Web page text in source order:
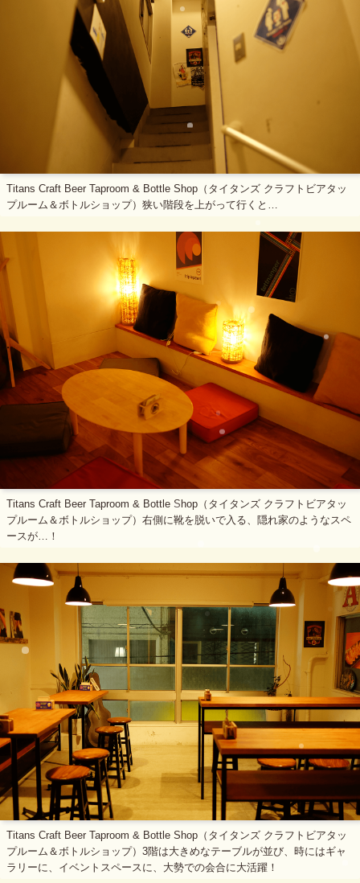
Titans Craft Beer Taproom & Bottle Shop（タイタンズ クラフトビアタッ
プルーム＆ボトルショップ）狭い階段を上がって行くと…
Titans Craft Beer Taproom & Bottle Shop（タイタンズ クラフトビアタッ
プルーム＆ボトルショップ）右側に靴を脱いで入る、隠れ家のようなスペ
ースが…！
Titans Craft Beer Taproom & Bottle Shop（タイタンズ クラフトビアタッ
プルーム＆ボトルショップ）3階は大きめなテーブルが並び、時にはギャ
ラリーに、イベントスペースに、大勢での会合に大活躍！